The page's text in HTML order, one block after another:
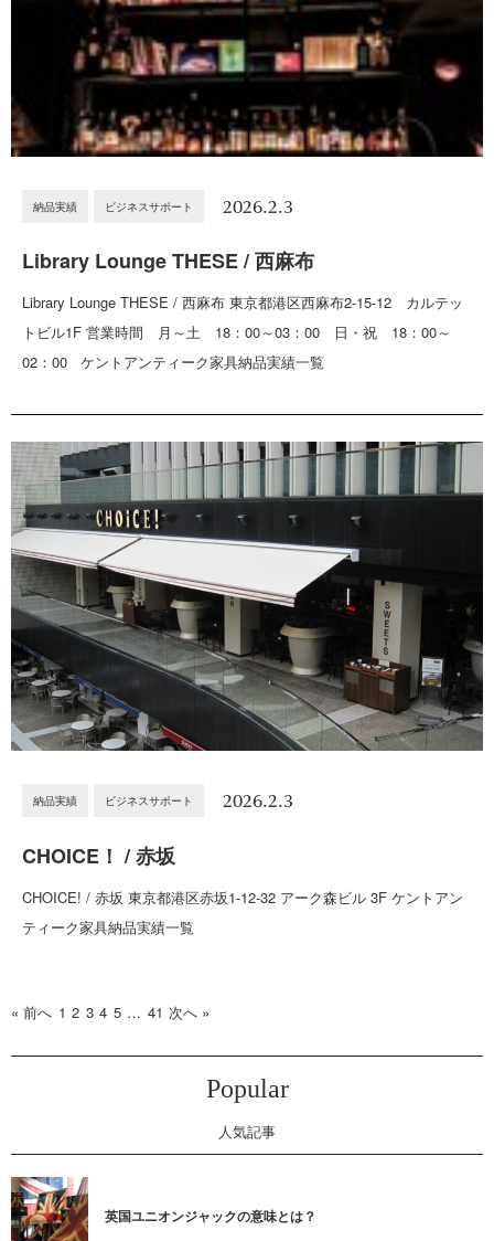
納品実績 ビジネスサポート 2026.2.3
Library Lounge THESE / 西麻布
Library Lounge THESE / 西麻布 東京都港区西麻布2-15-12 カルテッ
トビル1F 営業時間 月～土 18：00～03：00 日・祝 18：00～
02：00 ケントアンティーク家具納品実績一覧
納品実績 ビジネスサポート 2026.2.3
CHOICE！ / 赤坂
CHOICE! / 赤坂 東京都港区赤坂1-12-32 アーク森ビル 3F ケントアン
ティーク家具納品実績一覧
« 前へ 1 2 3 4 5 … 41 次へ »
Popular
人気記事
英国ユニオンジャックの意味とは？